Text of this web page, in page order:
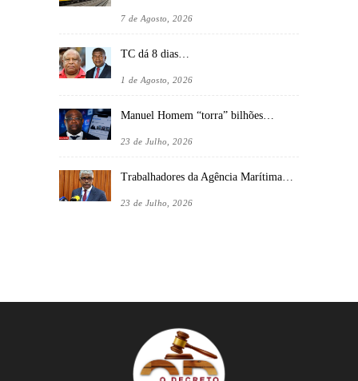
7 de Agosto, 2026
TC dá 8 dias…
1 de Agosto, 2026
Manuel Homem “torra” bilhões…
23 de Julho, 2026
Trabalhadores da Agência Marítima…
23 de Julho, 2026